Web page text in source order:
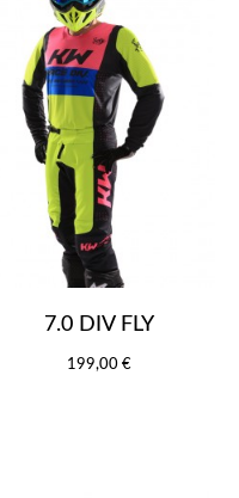
7.0 DIV FLY
199,00 €